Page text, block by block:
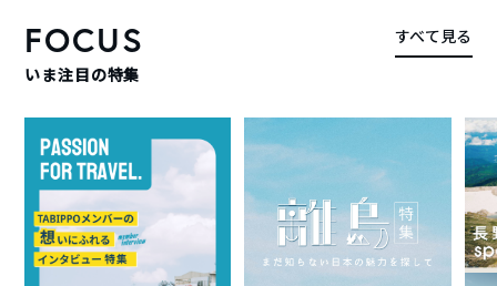
FOCUS
いま注目の特集
すべて見る